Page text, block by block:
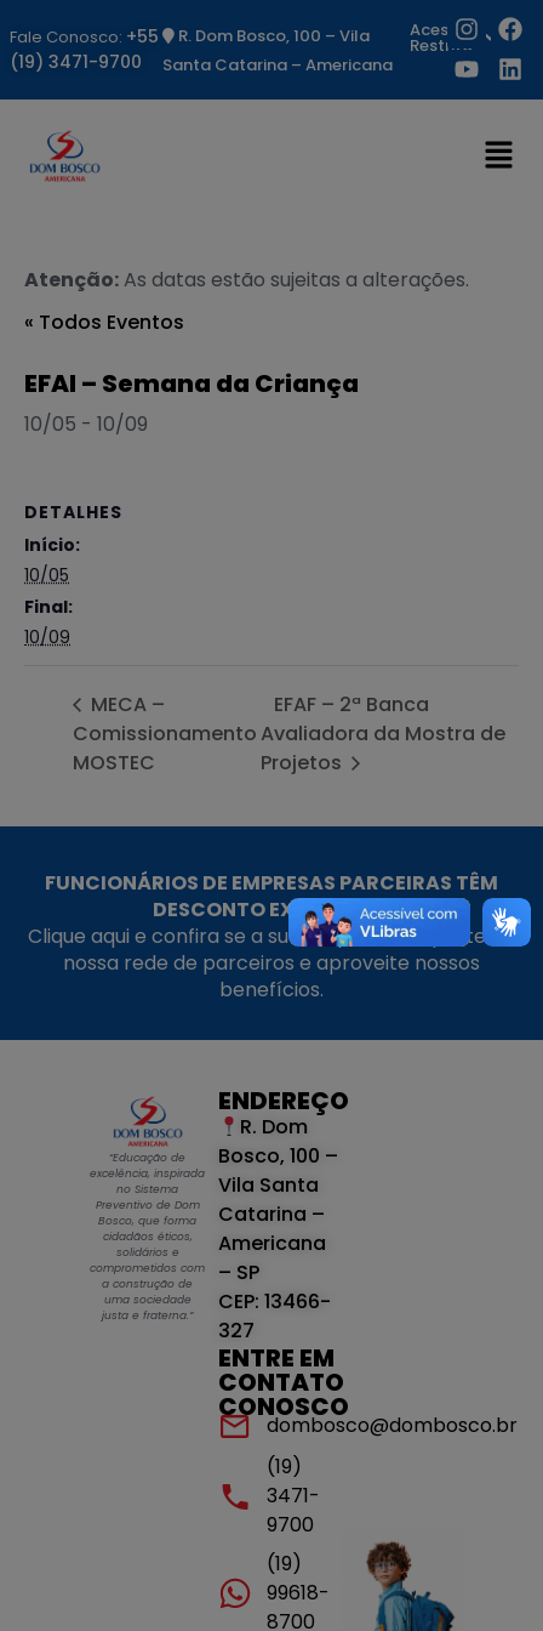
Fale Conosco: +55
(19) 3471-9700
R. Dom Bosco, 100 – Vila
Santa Catarina – Americana
Acesso
Restrito
Atenção:As datas estão sujeitas a alterações.
« Todos Eventos
EFAI – Semana da Criança
10/05 - 10/09
DETALHES
Início:
10/05
Final:
10/09
MECA –
Comissionamento
MOSTEC
EFAF – 2ª Banca
Avaliadora da Mostra de
Projetos
FUNCIONÁRIOS DE EMPRESAS PARCEIRAS TÊM
DESCONTO EXCLUSIVO!
Clique aqui e confira se a sua empresa faz parte da
nossa rede de parceiros e aproveite nossos
benefícios.
“Educação de
excelência, inspirada
no Sistema
Preventivo de Dom
Bosco, que forma
cidadãos éticos,
solidários e
comprometidos com
a construção de
uma sociedade
justa e fraterna.”
ENDEREÇO
R. Dom
Bosco, 100 –
Vila Santa
Catarina –
Americana
– SP
CEP: 13466-
327
ENTRE EM
CONTATO
CONOSCO
dombosco@dombosco.br
(19)
3471-
9700
(19)
99618-
8700